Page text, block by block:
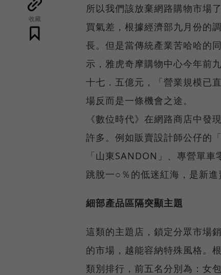
收藏
所以我們該放棄網路購物市場
買氣差，根據經濟部九月份的
長。但是當傳統產業苦哈哈的
示，雅虎奇摩購物中心今年前
十七．五億元，「營業規模已
場反而是一條機會之途。
《數位時代》在網路商店中發
許多。例如販賣設計師公仔的
「山東SANDON」、專營單
跳脫一○％的低迷紅海，是新進
細部產品區隔突顯主題
這類的主題店，鎖定分眾市場
的市場，越能容納特殊風格。
類別排行，前五名分別為：女